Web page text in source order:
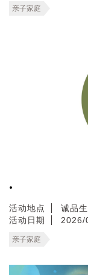
亲子家庭
.
活动地点
诚品
活动日期
2026/
亲子家庭